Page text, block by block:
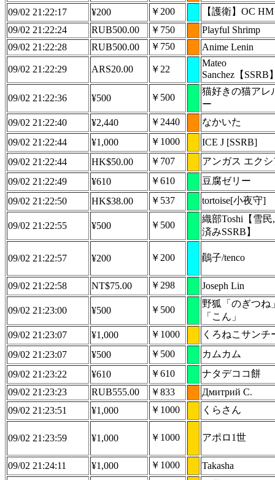
09/02 21:22:17
¥200 ￥200
【護衛】OC HM
09/02 21:22:24
RUB500.00 ￥750
Playful Shrimp
09/02 21:22:28
RUB500.00 ￥750 Anime Lenin
09/02 21:22:29 ARS20.00 ￥22
Mateo
Sanchez【SSRB
09/02 21:22:36 ¥500 ￥500
猫好きの猫アレ
ー
09/02 21:22:40
¥2,440 ￥2440
なかいた
09/02 21:22:44
¥1,000 ￥1000
ICE J [SSRB]
09/02 21:22:44
HK$50.00 ￥707
アンガス エクシ
09/02 21:22:49
¥610 ￥610
豆腐ゼリー
09/02 21:22:50
HK$38.00 ￥537 tortoise[小夜守]
09/02 21:22:55 ¥500 ￥500
織部Toshi【雪民
済みSSRB】
09/02 21:22:57 ¥200 ￥200 鷆子/tenco
09/02 21:22:58 NT$75.00 ￥298 Joseph Lin
09/02 21:23:00 ¥500 ￥500
野狐「のぎつね
「こん」
09/02 21:23:07
¥1,000 ￥1000
くろねこサンチ
09/02 21:23:07
¥500 ￥500
カムカム
09/02 21:23:22
¥610 ￥610
ナタデココ餅
09/02 21:23:23
RUB555.00 ￥833
Дмитрий С.
09/02 21:23:51
¥1,000 ￥1000 くらさん
09/02 21:23:59 ¥1,000 ￥1000 アポロ1世
09/02 21:24:11 ¥1,000 ￥1000
Takasha